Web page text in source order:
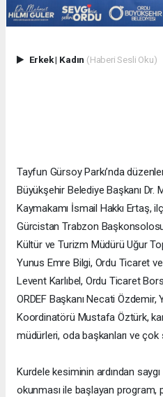
Erkek| Kadın (Haberi Sesli Oku)
Tayfun Gürsoy Parkı’nda
Büyükşehir Belediye Başkanı Dr.
Kaymakamı İsmail Hakkı Ertaş,
Gürcistan Trabzon
Kültür ve Turizm Müdürü Uğur
Yunus Emre Bilgi, Ordu Ticaret
Levent Karlıbel, Ordu Ticaret
ORDEF Başkanı Necati Özdemir,
Koordinatörü Mustafa Öztürk,
müdürleri, oda başkanları ve çok
Kurdele kesiminin ardından
okunması ile başlayan program,